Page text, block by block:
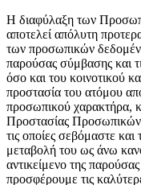
Η διαφύλαξη των
αποτελεί απόλυτη
των προσωπικών
παρούσας σύμβασης και
όσο και του κοινοτικού
προστασία του ατόμου
προσωπικού χαρακτήρα,
Προστασίας
τις οποίες σεβόμαστε
μεταβολή του ως άνω
αντικείμενο της
προσφέρουμε τις